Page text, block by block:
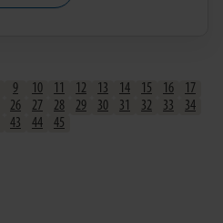
9 10 11 12 13 14 15 16
17
26 27 28 29 30 31 32 33
34
43 44 45